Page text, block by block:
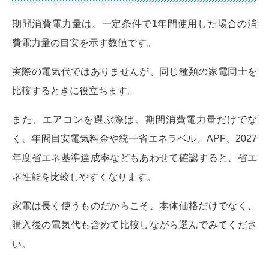
期間消費電力量は、一定条件で1年間使用した場合の消
費電力量の目安を示す数値です。
実際の電気代ではありませんが、同じ種類の家電同士を
比較するときに役立ちます。
また、エアコンを選ぶ際は、期間消費電力量だけでな
く、年間目安電気料金や統一省エネラベル、APF、2027
年度省エネ基準達成率などもあわせて確認すると、省エ
ネ性能を比較しやすくなります。
家電は長く使うものだからこそ、本体価格だけでなく、
購入後の電気代も含めて比較しながら選んでみてくださ
い。